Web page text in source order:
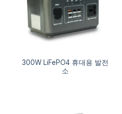
300W LiFePO4 휴대용 발전
소